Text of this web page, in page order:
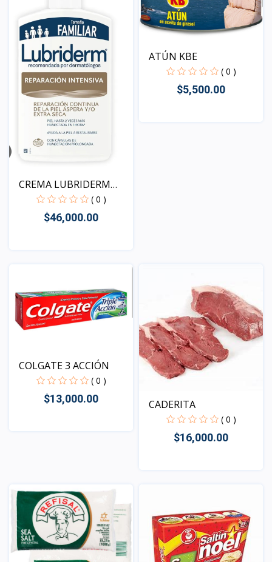
CREMA LUBRIDERM
REPARAC...
( 0 )
$46,000.00
ATÚN KBE
( 0 )
$5,500.00
COLGATE 3 ACCIÓN
( 0 )
$13,000.00 CADERITA
( 0 )
$16,000.00